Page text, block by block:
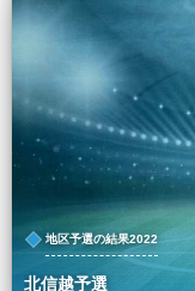
地区予選の結果2022
北信越予選